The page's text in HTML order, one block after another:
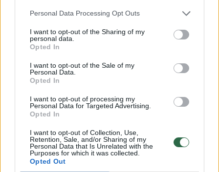
Personal Data Processing Opt Outs
I want to opt-out of the Sharing of my
personal data.
Opted In
I want to opt-out of the Sale of my
Personal Data.
Opted In
I want to opt-out of processing my
Personal Data for Targeted Advertising.
Opted In
I want to opt-out of Collection, Use,
Retention, Sale, and/or Sharing of my
Personal Data that Is Unrelated with the
Purposes for which it was collected.
Opted Out
„Žalgirio“ ir „Hajduk“ sureagavo M. Pukštas,
kuris papasakojo, kaip jo ir jo sūnaus
gyvenime atsirado futbolas bei skyrė
išskirtinę padėką Andriui Tapinui ir „Žalgirio“
organizacijai.
Susiję straipsniai